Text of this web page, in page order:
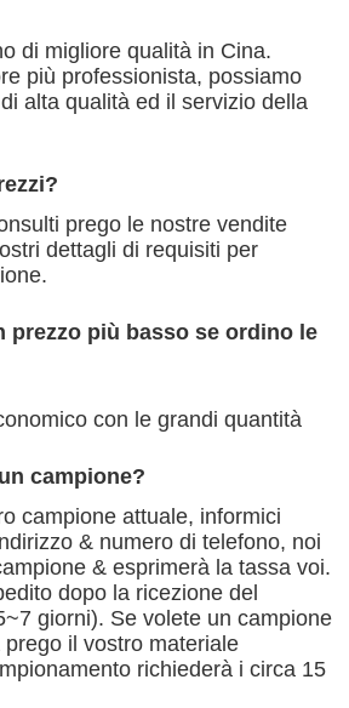
di migliore qualità in Cina.
più professionista, possiamo
alta qualità ed il servizio della
prego le nostre vendite
dettagli di requisiti per
prezzo più basso se ordino le
con le grandi quantità
campione?
campione attuale, informici
& numero di telefono, noi
& esprimerà la tassa voi.
dopo la ricezione del
giorni). Se volete un campione
il vostro materiale
richiederà i circa 15